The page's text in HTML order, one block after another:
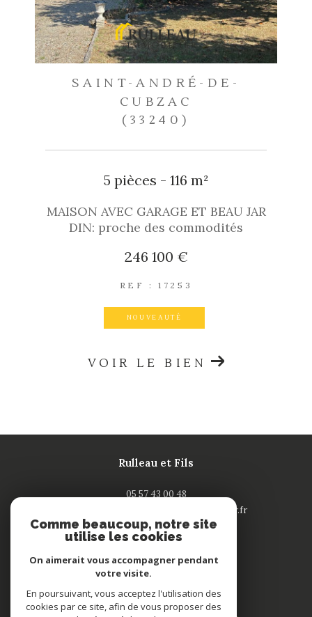
SAINT-ANDRÉ-DE-
CUBZAC
(33240)
5 pièces - 116 m²
MAISON AVEC GARAGE ET BEAU JAR
DIN: proche des commodités
246 100 €
REF : 17253
NOUVEAUTÉ
VOIR LE BIEN
Rulleau et Fils
05 57 43 00 48
contact-saintandre@rulleau-immobilier.fr
132 rue Nationale
33240 saint-andré de cubzac
Adhérents
Comme beaucoup, notre site
utilise les cookies
On aimerait vous accompagner pendant
votre visite.
En poursuivant, vous acceptez l'utilisation des
cookies par ce site, afin de vous proposer des